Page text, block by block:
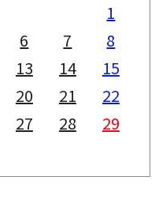
1
6 7
8
13 14
15
20 21
22
27 28
29